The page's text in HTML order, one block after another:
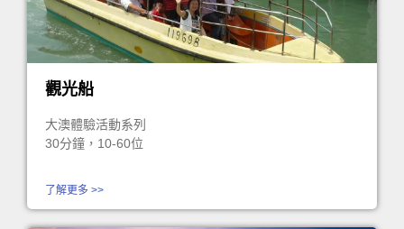
觀光船
大澳體驗活動系列
30分鐘，10-60位
了解更多 >>